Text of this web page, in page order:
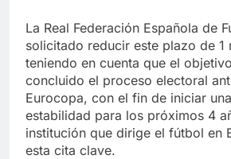
La Real Federación Española de
solicitado reducir este plazo de 1
teniendo en cuenta que el
concluido el proceso electoral
Eurocopa, con el fin de iniciar
estabilidad para los próximos 4
institución que dirige el fútbol en
esta cita clave.